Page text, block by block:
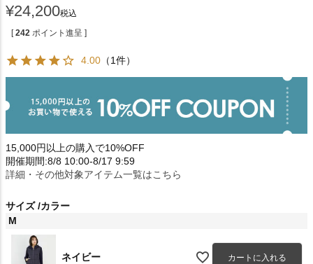
¥24,200税込
[ 242 ポイント進呈 ]
4.00 （1件）
15,000円以上の購入で10%OFF
開催期間:8/8 10:00-8/17 9:59
詳細・その他対象アイテム一覧はこちら
サイズ カラー
M
ネイビー カートに入れる